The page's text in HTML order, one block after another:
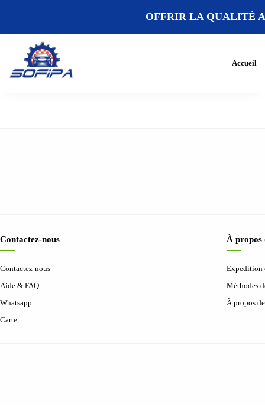
OFFRIR LA QUALITÉ
Accueil
Contactez-nous
Contactez-nous
Aide & FAQ
Whatsapp
Carte
À propos
Expedition
Méthodes
À propos